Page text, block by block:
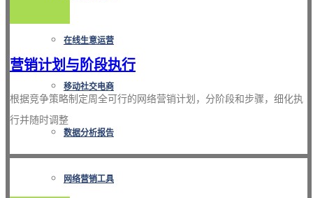
在线生意运营
移动社交电商
数据分析报告
网络营销工具
营销计划与阶段执行
根据竞争策略制定周全可行的网络营销计划，分阶段和步骤，细化执
行并随时调整